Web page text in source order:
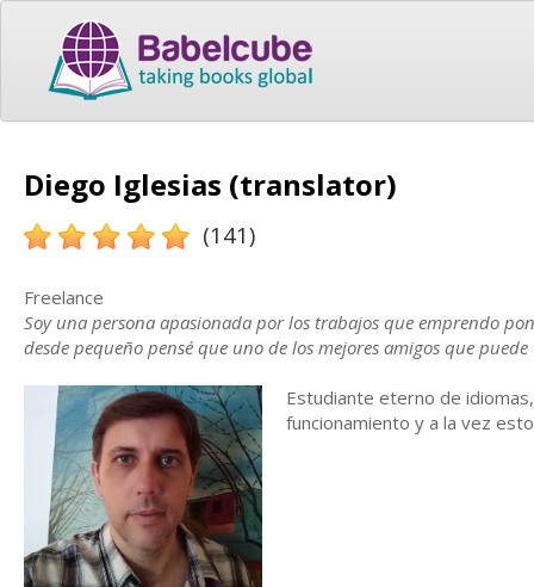
Diego Iglesias (translator)
(141)
Freelance
Soy una persona apasionada por los trabajos que emprendo
desde pequeño pensé que uno de los mejores amigos que
Estudiante eterno de
funcionamiento y a la vez